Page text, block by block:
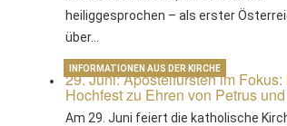
heiliggesprochen – als erster
über…
29. Juni: Apostelfürsten im Fokus:
Hochfest zu Ehren von Petrus
Am 29. Juni feiert die katholische
INFORMATIONEN AUS DER KIRCHE